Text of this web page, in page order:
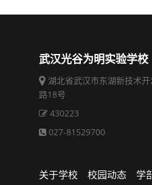
武汉光谷为明实验学校
湖北省武汉市东湖新技术
路18号
430223
027-81529700
关于学校 校园动态 学